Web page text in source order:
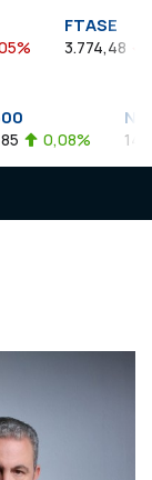
FTASE
3.774,48 -
0,08%